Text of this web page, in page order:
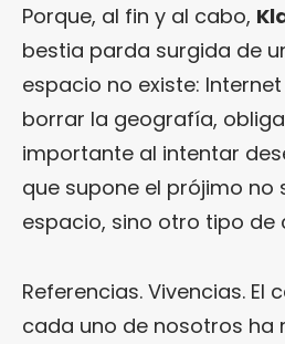
Porque, al fin y al cabo,
bestia parda surgida de
espacio no existe:
borrar la geografía,
importante al intentar
que supone el prójimo no
espacio, sino otro tipo de
Referencias. Vivencias. El
cada uno de nosotros ha